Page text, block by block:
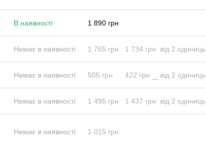
В наявності 1 890 грн
Немає в наявності 1 765 грн 1 734 грн від 2 одиниць
Немає в наявності 505 грн 422 грн від 2 одиниць
Немає в наявності 1 495 грн 1 437 грн від 2 одиниць
Немає в наявності 1 015 грн